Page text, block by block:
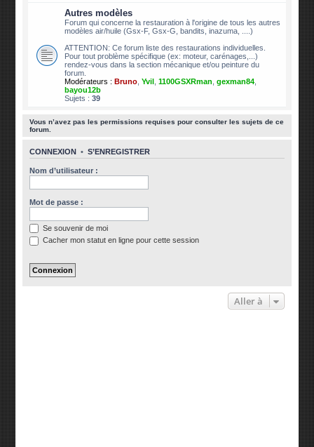
Autres modèles
Forum qui concerne la restauration à l'origine de tous les autres
modèles air/huile (Gsx-F, Gsx-G, bandits, inazuma, ....)
ATTENTION: Ce forum liste des restaurations individuelles.
Pour tout problème spécifique (ex: moteur, carénages,...)
rendez-vous dans la section mécanique et/ou peinture du
forum.
Modérateurs : Bruno ,Yvil ,1100GSXRman ,gexman84
bayou12b
Sujets :39
Vous n’avez pas les permissions requises pour consulter les sujets de ce
forum.
CONNEXION •S’ENREGISTRER
Nom d’utilisateur :
Mot de passe :
Se souvenir de moi
Cacher mon statut en ligne pour cette session
Aller à